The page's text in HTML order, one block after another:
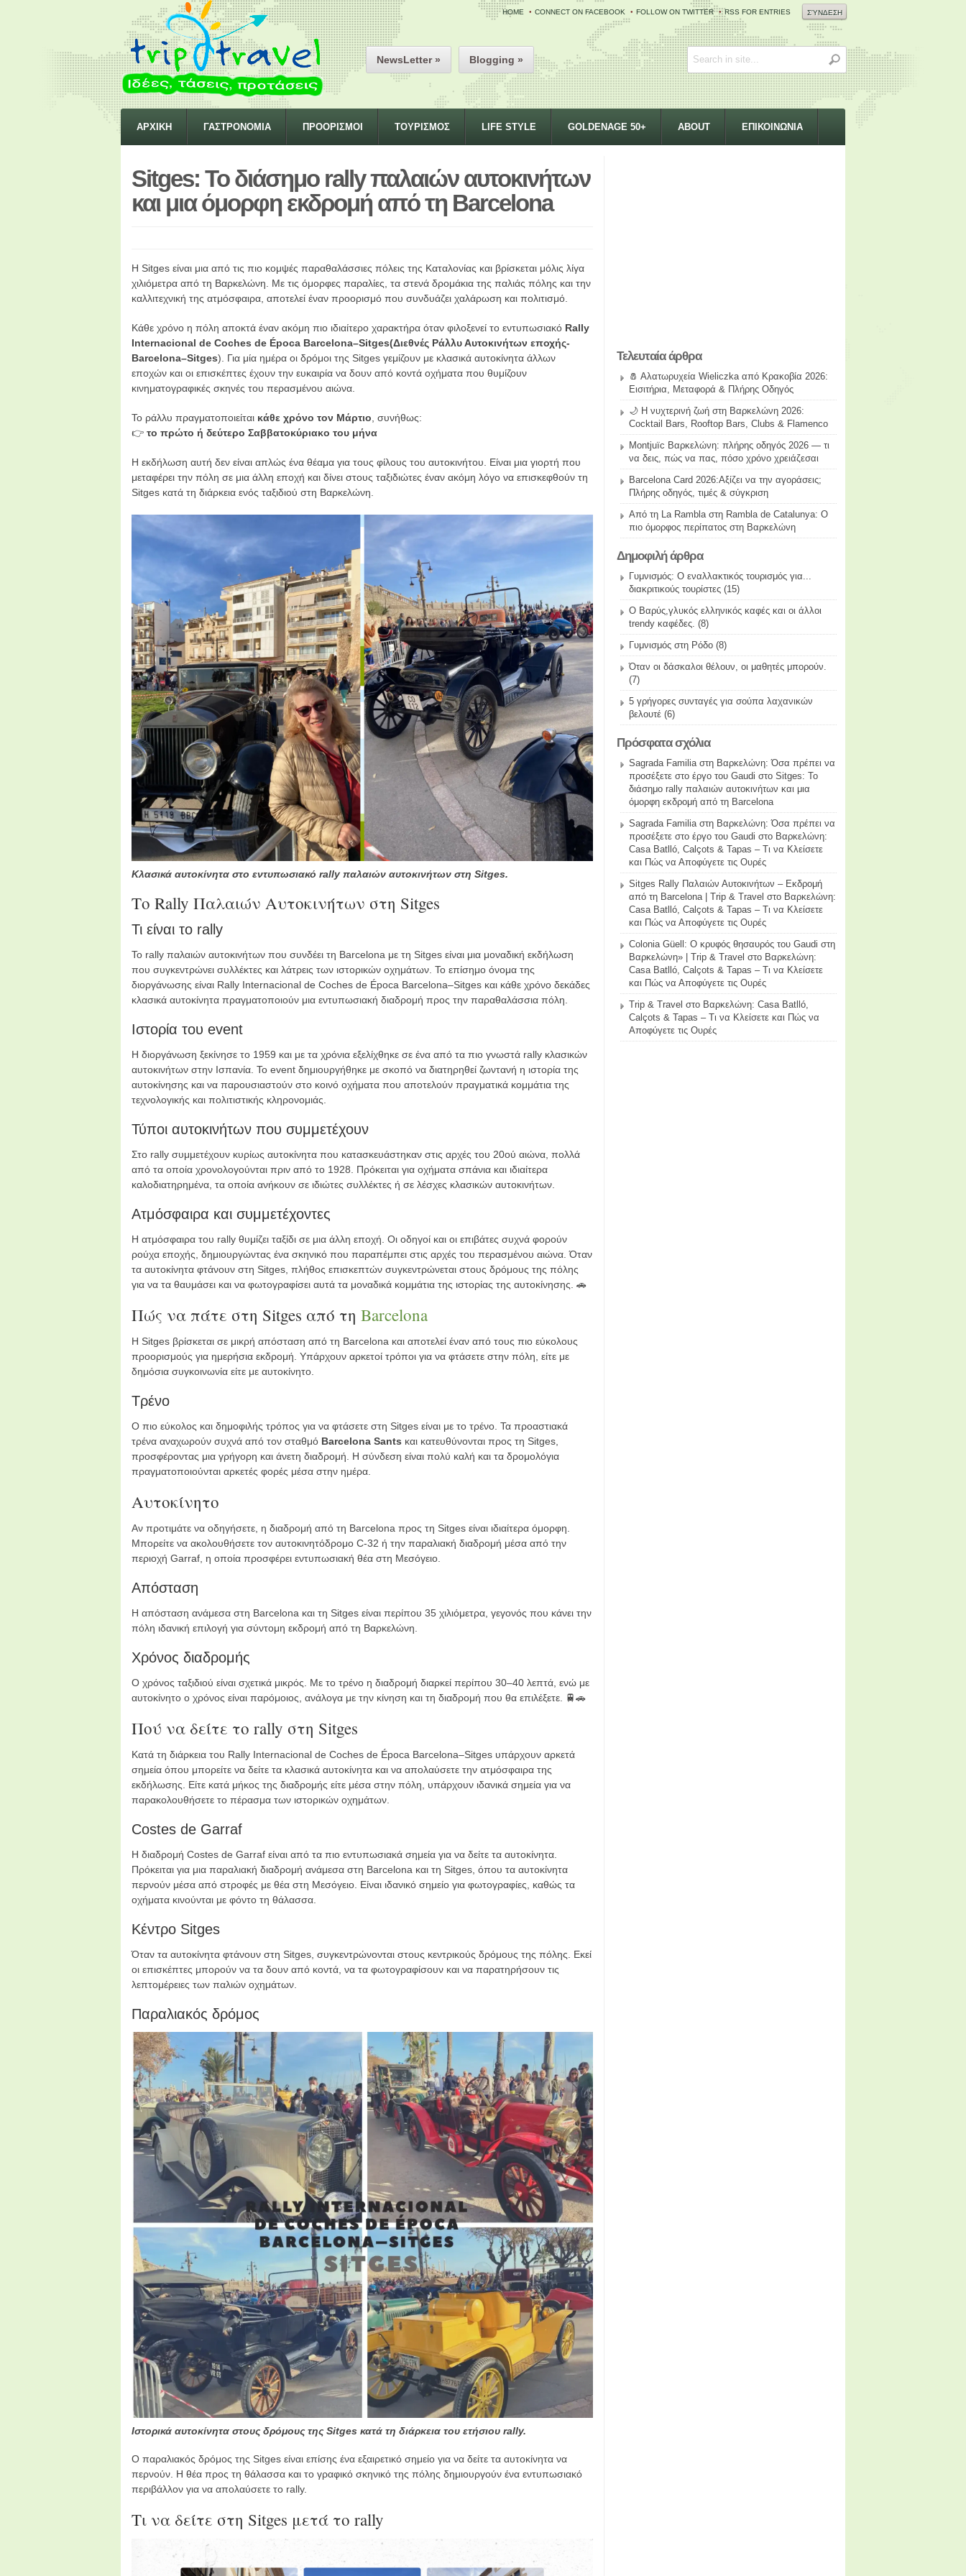
HOME CONNECT ON FACEBOOK FOLLOW ON TWITTER RSS FOR ENTRIES ΣΎΝΔΕΣΗ
NewsLetter » Blogging »
ΑΡΧΙΚΗ ΓΑΣΤΡΟΝΟΜΙΑ ΠΡΟΟΡΙΣΜΟΙ ΤΟΥΡΙΣΜΟΣ LIFE STYLE GOLDENAGE 50+ ABOUT ΕΠΙΚΟΙΝΩΝΙΑ
Sitges: Το διάσημο rally παλαιών αυτοκινήτων
και μια όμορφη εκδρομή από τη Barcelona
Η Sitges είναι μια από τις πιο κομψές παραθαλάσσιες πόλεις της Καταλονίας και βρίσκεται μόλις λίγα
χιλιόμετρα από τη Βαρκελώνη. Με τις όμορφες παραλίες, τα στενά δρομάκια της παλιάς πόλης και την
καλλιτεχνική της ατμόσφαιρα, αποτελεί έναν προορισμό που συνδυάζει χαλάρωση και πολιτισμό.
Κάθε χρόνο η πόλη αποκτά έναν ακόμη πιο ιδιαίτερο χαρακτήρα όταν φιλοξενεί το εντυπωσιακό Rally
Internacional de Coches de Época Barcelona–Sitges(Διεθνές Ράλλυ Αυτοκινήτων εποχής-
Barcelona–Sitges).
Για μία ημέρα οι δρόμοι της Sitges γεμίζουν με κλασικά αυτοκίνητα άλλων
εποχών και οι επισκέπτες έχουν την ευκαιρία να δουν από κοντά οχήματα που θυμίζουν
κινηματογραφικές σκηνές του περασμένου αιώνα.
Το ράλλυ πραγματοποιείται κάθε χρόνο τον Μάρτιο , συνήθως:
👉 το πρώτο ή δεύτερο Σαββατοκύριακο του μήνα
Η εκδήλωση αυτή δεν είναι απλώς ένα θέαμα για τους φίλους του αυτοκινήτου. Είναι μια γιορτή που
μεταφέρει την πόλη σε μια άλλη εποχή και δίνει στους ταξιδιώτες έναν ακόμη λόγο να επισκεφθούν τη
Sitges κατά τη διάρκεια ενός ταξιδιού στη Βαρκελώνη.
Κλασικά αυτοκίνητα στο εντυπωσιακό rally παλαιών αυτοκινήτων στη Sitges.
Το Rally Παλαιών Αυτοκινήτων στη Sitges
Τι είναι το rally
Το rally παλαιών αυτοκινήτων που συνδέει τη Barcelona με τη Sitges είναι μια μοναδική εκδήλωση
που συγκεντρώνει συλλέκτες και λάτρεις των ιστορικών οχημάτων. Το επίσημο όνομα της
διοργάνωσης είναι Rally Internacional de Coches de Época Barcelona–Sitges και κάθε χρόνο δεκάδες
κλασικά αυτοκίνητα πραγματοποιούν μια εντυπωσιακή διαδρομή προς την παραθαλάσσια πόλη.
Ιστορία του event
Η διοργάνωση ξεκίνησε το 1959 και με τα χρόνια εξελίχθηκε σε ένα από τα πιο γνωστά rally κλασικών
αυτοκινήτων στην Ισπανία. Το event δημιουργήθηκε με σκοπό να διατηρηθεί ζωντανή η ιστορία της
αυτοκίνησης και να παρουσιαστούν στο κοινό οχήματα που αποτελούν πραγματικά κομμάτια της
τεχνολογικής και πολιτιστικής κληρονομιάς.
Τύποι αυτοκινήτων που συμμετέχουν
Στο rally συμμετέχουν κυρίως αυτοκίνητα που κατασκευάστηκαν στις αρχές του 20ού αιώνα, πολλά
από τα οποία χρονολογούνται πριν από το 1928. Πρόκειται για οχήματα σπάνια και ιδιαίτερα
καλοδιατηρημένα, τα οποία ανήκουν σε ιδιώτες συλλέκτες ή σε λέσχες κλασικών αυτοκινήτων.
Ατμόσφαιρα και συμμετέχοντες
Η ατμόσφαιρα του rally θυμίζει ταξίδι σε μια άλλη εποχή. Οι οδηγοί και οι επιβάτες συχνά φορούν
ρούχα εποχής, δημιουργώντας ένα σκηνικό που παραπέμπει στις αρχές του περασμένου αιώνα. Όταν
τα αυτοκίνητα φτάνουν στη Sitges, πλήθος επισκεπτών συγκεντρώνεται στους δρόμους της πόλης
για να τα θαυμάσει και να φωτογραφίσει αυτά τα μοναδικά κομμάτια της ιστορίας της αυτοκίνησης. 🚗
Πώς να πάτε στη Sitges από τη Barcelona
Η Sitges βρίσκεται σε μικρή απόσταση από τη Barcelona και αποτελεί έναν από τους πιο εύκολους
προορισμούς για ημερήσια εκδρομή. Υπάρχουν αρκετοί τρόποι για να φτάσετε στην πόλη, είτε με
δημόσια συγκοινωνία είτε με αυτοκίνητο.
Τρένο
Ο πιο εύκολος και δημοφιλής τρόπος για να φτάσετε στη Sitges είναι με το τρένο. Τα προαστιακά
τρένα αναχωρούν συχνά από τον σταθμό Barcelona Sants και κατευθύνονται προς τη Sitges,
προσφέροντας μια γρήγορη και άνετη διαδρομή. Η σύνδεση είναι πολύ καλή και τα δρομολόγια
πραγματοποιούνται αρκετές φορές μέσα στην ημέρα.
Αυτοκίνητο
Αν προτιμάτε να οδηγήσετε, η διαδρομή από τη Barcelona προς τη Sitges είναι ιδιαίτερα όμορφη.
Μπορείτε να ακολουθήσετε τον αυτοκινητόδρομο C-32 ή την παραλιακή διαδρομή μέσα από την
περιοχή Garraf, η οποία προσφέρει εντυπωσιακή θέα στη Μεσόγειο.
Απόσταση
Η απόσταση ανάμεσα στη Barcelona και τη Sitges είναι περίπου 35 χιλιόμετρα, γεγονός που κάνει την
πόλη ιδανική επιλογή για σύντομη εκδρομή από τη Βαρκελώνη.
Χρόνος διαδρομής
Ο χρόνος ταξιδιού είναι σχετικά μικρός. Με το τρένο η διαδρομή διαρκεί περίπου 30–40 λεπτά, ενώ με
αυτοκίνητο ο χρόνος είναι παρόμοιος, ανάλογα με την κίνηση και τη διαδρομή που θα επιλέξετε. 🚆🚗
Πού να δείτε το rally στη Sitges
Κατά τη διάρκεια του Rally Internacional de Coches de Época Barcelona–Sitges υπάρχουν αρκετά
σημεία όπου μπορείτε να δείτε τα κλασικά αυτοκίνητα και να απολαύσετε την ατμόσφαιρα της
εκδήλωσης. Είτε κατά μήκος της διαδρομής είτε μέσα στην πόλη, υπάρχουν ιδανικά σημεία για να
παρακολουθήσετε το πέρασμα των ιστορικών οχημάτων.
Costes de Garraf
Η διαδρομή Costes de Garraf είναι από τα πιο εντυπωσιακά σημεία για να δείτε τα αυτοκίνητα.
Πρόκειται για μια παραλιακή διαδρομή ανάμεσα στη Barcelona και τη Sitges, όπου τα αυτοκίνητα
περνούν μέσα από στροφές με θέα στη Μεσόγειο. Είναι ιδανικό σημείο για φωτογραφίες, καθώς τα
οχήματα κινούνται με φόντο τη θάλασσα.
Κέντρο Sitges
Όταν τα αυτοκίνητα φτάνουν στη Sitges, συγκεντρώνονται στους κεντρικούς δρόμους της πόλης. Εκεί
οι επισκέπτες μπορούν να τα δουν από κοντά, να τα φωτογραφίσουν και να παρατηρήσουν τις
λεπτομέρειες των παλιών οχημάτων.
Παραλιακός δρόμος
Ιστορικά αυτοκίνητα στους δρόμους της Sitges κατά τη διάρκεια του ετήσιου rally.
Ο παραλιακός δρόμος της Sitges είναι επίσης ένα εξαιρετικό σημείο για να δείτε τα αυτοκίνητα να
περνούν. Η θέα προς τη θάλασσα και το γραφικό σκηνικό της πόλης δημιουργούν ένα εντυπωσιακό
περιβάλλον για να απολαύσετε το rally.
Τι να δείτε στη Sitges μετά το rally
Τελευταία άρθρα
🧂 Αλατωρυχεία Wieliczka από Κρακοβία 2026:
Εισιτήρια, Μεταφορά & Πλήρης Οδηγός
🌙 Η νυχτερινή ζωή στη Βαρκελώνη 2026:
Cocktail Bars, Rooftop Bars, Clubs & Flamenco
Montjuïc Βαρκελώνη: πλήρης οδηγός 2026 — τι
να δεις, πώς να πας, πόσο χρόνο χρειάζεσαι
Barcelona Card 2026:Αξίζει να την αγοράσεις;
Πλήρης οδηγός, τιμές & σύγκριση
Από τη La Rambla στη Rambla de Catalunya: Ο
πιο όμορφος περίπατος στη Βαρκελώνη
Δημοφιλή άρθρα
Γυμνισμός: Ο εναλλακτικός τουρισμός για...
διακριτικούς τουρίστες (15)
O Βαρύς,γλυκός ελληνικός καφές και οι άλλοι
trendy καφέδες. (8)
Γυμνισμός στη Ρόδο (8)
Όταν οι δάσκαλοι θέλουν, οι μαθητές μπορούν.
(7)
5 γρήγορες συνταγές για σούπα λαχανικών
βελουτέ (6)
Πρόσφατα σχόλια
Sagrada Familia στη Βαρκελώνη: Όσα πρέπει να
προσέξετε στο έργο του Gaudi στο Sitges: Το
διάσημο rally παλαιών αυτοκινήτων και μια
όμορφη εκδρομή από τη Barcelona
Sagrada Familia στη Βαρκελώνη: Όσα πρέπει να
προσέξετε στο έργο του Gaudi στο Βαρκελώνη:
Casa Batlló, Calçots & Tapas – Τι να Κλείσετε
και Πώς να Αποφύγετε τις Ουρές
Sitges Rally Παλαιών Αυτοκινήτων – Εκδρομή
από τη Barcelona | Trip & Travel στο Βαρκελώνη:
Casa Batlló, Calçots & Tapas – Τι να Κλείσετε
και Πώς να Αποφύγετε τις Ουρές
Colonia Güell: Ο κρυφός θησαυρός του Gaudi στη
Βαρκελώνη» | Trip & Travel στο Βαρκελώνη:
Casa Batlló, Calçots & Tapas – Τι να Κλείσετε
και Πώς να Αποφύγετε τις Ουρές
Trip & Travel στο Βαρκελώνη: Casa Batlló,
Calçots & Tapas – Τι να Κλείσετε και Πώς να
Αποφύγετε τις Ουρές